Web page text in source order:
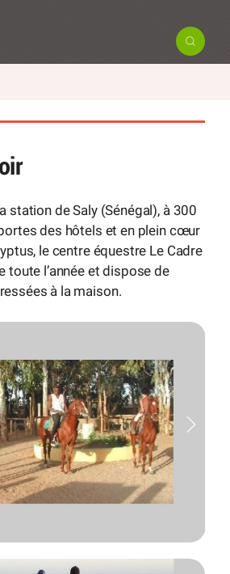
station de Saly (Sénégal), à 300
portes des hôtels et en plein cœur
le centre équestre Le Cadre
toute l’année et dispose de
à la maison.